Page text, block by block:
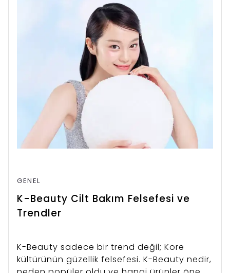
GENEL
K-Beauty Cilt Bakım Felsefesi ve
Trendler
K-Beauty sadece bir trend değil; Kore
kültürünün güzellik felsefesi. K-Beauty nedir,